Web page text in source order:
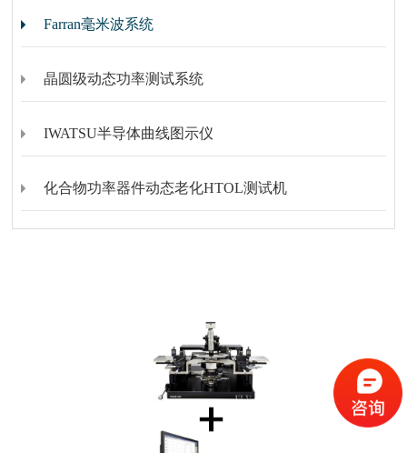
Farran毫米波系统
晶圆级动态功率测试系统
IWATSU半导体曲线图示仪
化合物功率器件动态老化HTOL测试机